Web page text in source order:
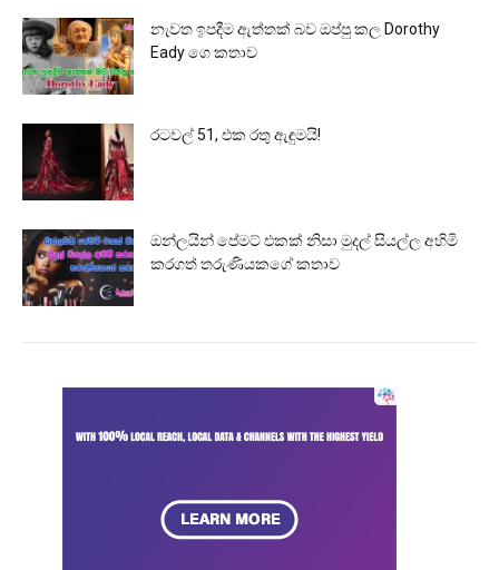
නැවත ඉපදීම ඇත්තක් බව ඔප්පු කල Dorothy
Eady ගෙ කතාව
රටවල් 51, එක රතු ඇඳුමයි!
ඔන්ලයින් පේමට් එකක් නිසා මුදල් සියල්ල අහිමි
කරගත් තරුණියකගේ කතාව